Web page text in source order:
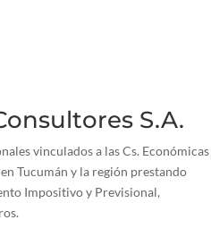
S.A.
vinculados a las Cs. Económicas
Tucumán y la región prestando
Impositivo y Previsional,